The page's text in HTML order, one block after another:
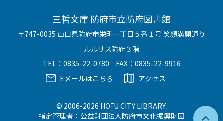
三哲文庫 防府市立防府図書館
〒747-0035 山口県防府市栄町一丁目５番１号 笑顔満開通り
ルルサス防府３階
TEL：0835-22-0780 FAX：0835-22-9916
Eメールはこちら
アクセス
© 2006-2026 HOFU CITY LIBRARY.
指定管理者：公益財団法人防府市文化振興財団